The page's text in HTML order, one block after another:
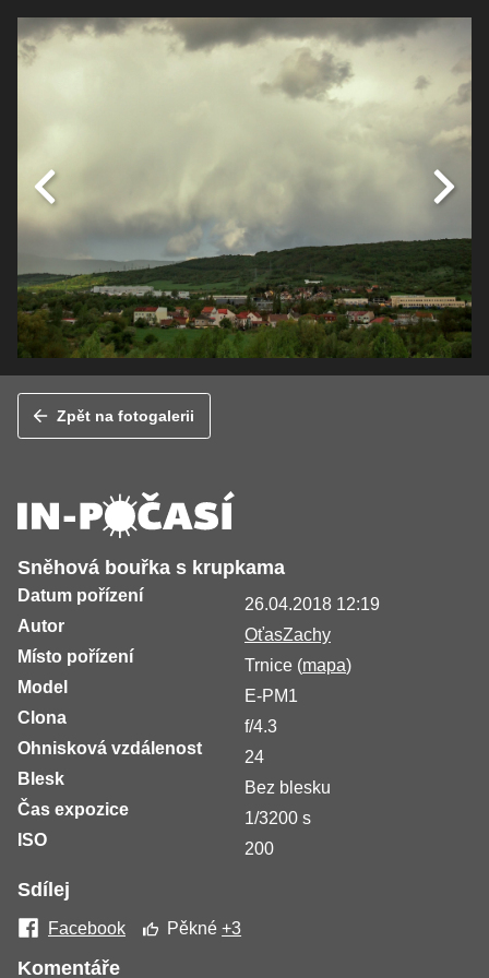
Zpět na fotogalerii
Sněhová bouřka s krupkama
Datum pořízení
26.04.2018 12:19
Autor
OťasZachy
Místo pořízení
Trnice (mapa)
Model
E-PM1
Clona
f/4.3
Ohnisková vzdálenost
24
Blesk
Bez blesku
Čas expozice
1/3200 s
ISO
200
Sdílej
Facebook Pěkné+3
Komentáře